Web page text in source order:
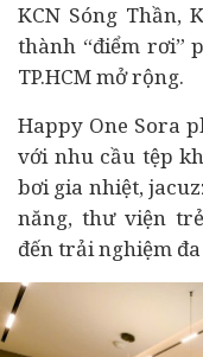
KCN Sóng Thần,
thành “điểm rơi”
TP.HCM mở rộng.
Happy One Sora
với nhu cầu tệp
bơi gia nhiệt,
năng, thư viện
đến trải nghiệm